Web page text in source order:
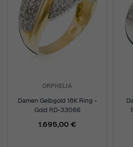
ORPHELIA
Damen Gelbgold 18K Ring -
Gold RD-33066
1.695,00 €